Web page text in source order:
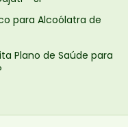
para Alcoólatra de
Plano de Saúde para